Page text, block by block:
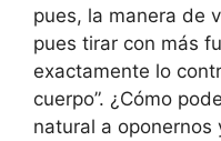
pues, la manera de
pues tirar con más
exactamente lo
cuerpo”. ¿Cómo
natural a oponernos